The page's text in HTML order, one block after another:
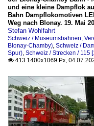
und eine kleine Dampflok
Bahn Dampflokomotiven
Weg nach Blonay. 19. Mai
Stefan Wohlfahrt
Schweiz / Museumsbahnen,
Blonay-Chamby) Schweiz /
Spur) Schweiz / Strecken / 115
 413 1400x1069 Px,